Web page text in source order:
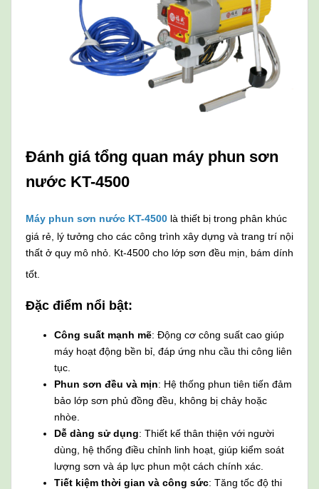
Đánh giá tổng quan máy phun sơn
nước KT-4500
Máy phun sơn nước KT-4500 là thiết bị trong phân khúc
giá rẻ, lý tưởng cho các công trình xây dựng và trang trí nội
thất ở quy mô nhỏ. Kt-4500 cho lớp sơn đều mịn, bám dính
tốt.
Đặc điểm nổi bật:
Công suất mạnh mẽ: Động cơ công suất cao giúp
máy hoạt động bền bỉ, đáp ứng nhu cầu thi công liên
tục.
Phun sơn đều và mịn: Hệ thống phun tiên tiến đảm
bảo lớp sơn phủ đồng đều, không bị chảy hoặc
nhòe.
Dễ dàng sử dụng: Thiết kế thân thiện với người
dùng, hệ thống điều chỉnh linh hoạt, giúp kiểm soát
lượng sơn và áp lực phun một cách chính xác.
Tiết kiệm thời gian và công sức: Tăng tốc độ thi